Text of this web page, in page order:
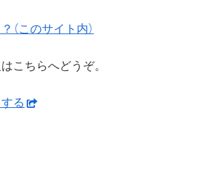
このサイト内）
こちらへどうぞ。
る